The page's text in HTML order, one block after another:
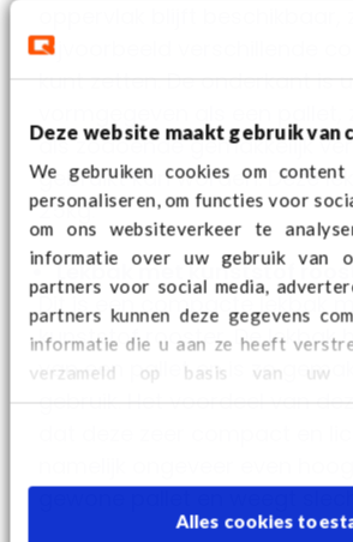
Deze website maakt gebruik van
We gebruiken cookies om
personaliseren, om functies voor
om ons websiteverkeer te
informatie over uw gebruik van
partners voor social media,
partners kunnen deze gegevens
informatie die u aan ze heeft
verzameld op basis van uw
services. Kijkhier voor aanvullende
Alles cookies
bijvoorbeeld verschillende
kunt zetten. De onderkant is
als zodoende gemakkelijk
gebruikt kan worden. Deze
25kg.
Lekbak met kunststof
Dit is een compacte lekbak
kunststof rooster. De lekbak
van een pallet en is zo
gebruik. Het voordeel van
dat deze zeer compact en